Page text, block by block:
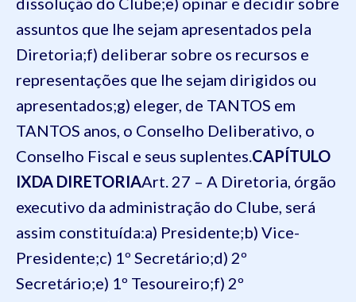
assuntos que lhe sejam apresentados pela
Diretoria;f) deliberar sobre os recursos e
representações que lhe sejam dirigidos ou
apresentados;g) eleger, de TANTOS em
TANTOS anos, o Conselho Deliberativo, o
Conselho Fiscal e seus suplentes.CAPÍTULO
IXDA DIRETORIAArt. 27 – A Diretoria, órgão
executivo da administração do Clube, será
assim constituída:a) Presidente;b) Vice-
Presidente;c) 1º Secretário;d) 2º
Secretário;e) 1º Tesoureiro;f) 2º